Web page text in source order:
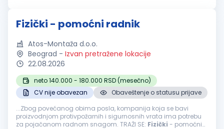
Fizički - pomoćni radnik
Atos-Montaža d.o.o.
Beograd - Izvan pretražene lokacije
22.08.2026
neto 140.000 - 180.000 RSD (mesečno)
CV nije obavezan
Obaveštenje o statusu prijave
...Zbog povećanog obima posla, kompanija koja se bavi
proizvodnjom protivpožarnih i sigurnosnih vrata ima potrebu
za pojačanom radnom snagom. TRAŽI SE: Fizički - pomoćni